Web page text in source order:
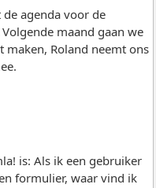
agenda voor de
maand gaan we
maken, Roland neemt ons
is: Als ik een gebruiker
formulier, waar vind ik